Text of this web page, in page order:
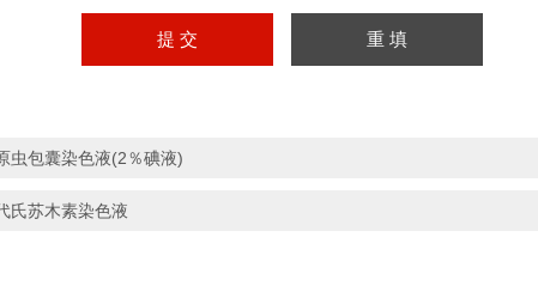
虫包囊染色液(2％碘液)
氏苏木素染色液